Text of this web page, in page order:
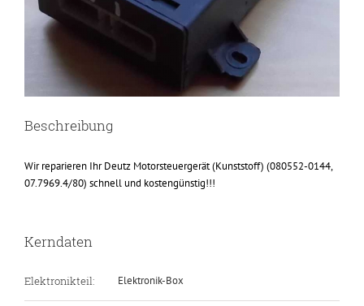
Beschreibung
Wir reparieren Ihr Deutz Motorsteuergerät (Kunststoff) (080552-0144,
07.7969.4/80) schnell und kostengünstig!!!
Kerndaten
Elektronikteil: Elektronik-Box